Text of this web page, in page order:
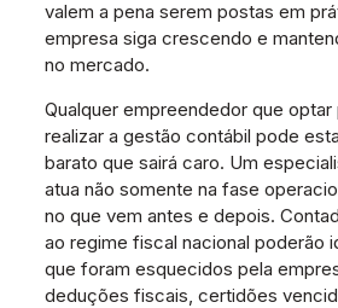
valem a pena serem postas em
empresa siga crescendo e
no mercado.
Qualquer empreendedor que optar
realizar a gestão contábil pode
barato que sairá caro. Um
atua não somente na fase
no que vem antes e depois.
ao regime fiscal nacional poderão
que foram esquecidos pela
deduções fiscais, certidões